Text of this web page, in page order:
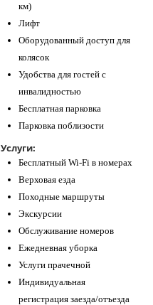
км)
Лифт
Оборудованный доступ для
колясок
Удобства для гостей с
инвалидностью
Бесплатная парковка
Парковка поблизости
Услуги:
Бесплатный Wi-Fi в номерах
Верховая езда
Походные маршруты
Экскурсии
Обслуживание номеров
Ежедневная уборка
Услуги прачечной
Индивидуальная
регистрация заезда/отъезда